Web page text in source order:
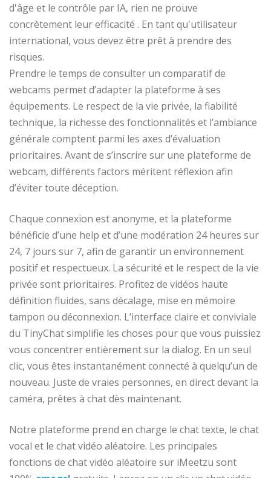
d'âge et le contrôle par IA, rien ne prouve
concrètement leur efficacité . En tant qu'utilisateur
international, vous devez être prêt à prendre des
risques.
Prendre le temps de consulter un comparatif de
webcams permet d’adapter la plateforme à ses
équipements. Le respect de la vie privée, la fiabilité
technique, la richesse des fonctionnalités et l’ambiance
générale comptent parmi les axes d’évaluation
prioritaires. Avant de s’inscrire sur une plateforme de
webcam, différents factors méritent réflexion afin
d’éviter toute déception.
Chaque connexion est anonyme, et la plateforme
bénéficie d’une help et d’une modération 24 heures sur
24, 7 jours sur 7, afin de garantir un environnement
positif et respectueux. La sécurité et le respect de la vie
privée sont prioritaires. Profitez de vidéos haute
définition fluides, sans décalage, mise en mémoire
tampon ou déconnexion. L’interface claire et conviviale
du TinyChat simplifie les choses pour que vous puissiez
vous concentrer entièrement sur la dialog. En un seul
clic, vous êtes instantanément connecté à quelqu’un de
nouveau. Juste de vraies personnes, en direct devant la
caméra, prêtes à chat dès maintenant.
Notre plateforme prend en charge le chat texte, le chat
vocal et le chat vidéo aléatoire. Les principales
fonctions de chat vidéo aléatoire sur iMeetzu sont